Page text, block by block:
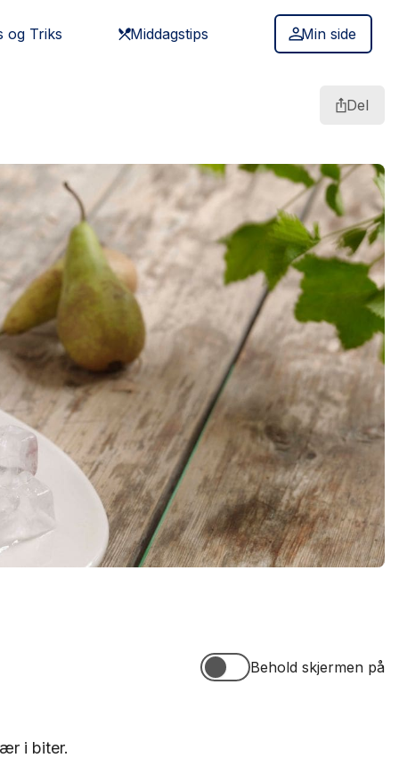
og Triks Middagstips Min side
Del
Behold skjermen på
Behold skjermen på
i biter.